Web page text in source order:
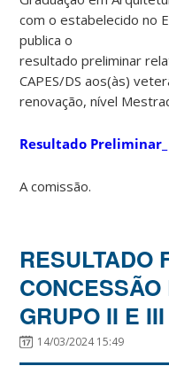
com o estabelecido no
publica o
resultado preliminar
CAPES/DS aos(às)
renovação, nível
Resultado Preliminar_
A comissão.
RESULTADO
GRUPO II E III
14/03/2024 15:49